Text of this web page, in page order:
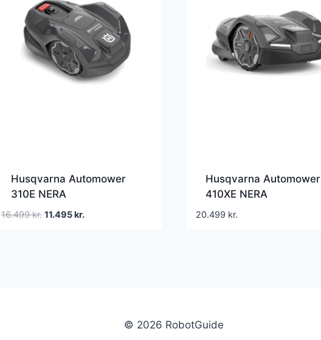
Husqvarna Automower
310E NERA
16.499kr. Den
11.495kr.Den
Husqvarna Automower
410XE NERA
20.499 kr.
© 2026 RobotGuide